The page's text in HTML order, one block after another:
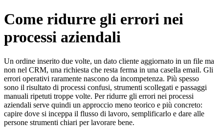
Skip
to
Come ridurre gli errori nei
processi aziendali
Un ordine inserito due volte, un dato cliente aggiornato in un file ma
non nel CRM, una richiesta che resta ferma in una casella email. Gli
errori operativi raramente nascono da incompetenza. Più spesso
sono il risultato di processi confusi, strumenti scollegati e passaggi
manuali ripetuti troppe volte. Per ridurre gli errori nei processi
aziendali serve quindi un approccio meno teorico e più concreto:
capire dove si inceppa il flusso di lavoro, semplificarlo e dare alle
persone strumenti chiari per lavorare bene.